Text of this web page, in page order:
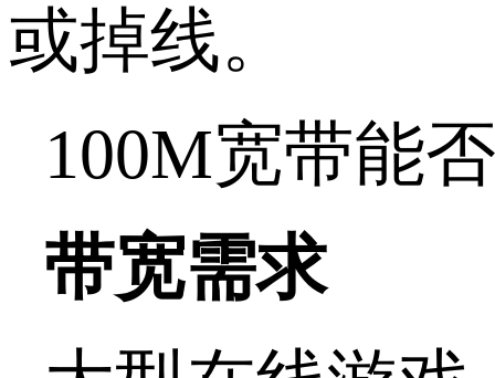
或掉线。
100M宽带能
带宽需求